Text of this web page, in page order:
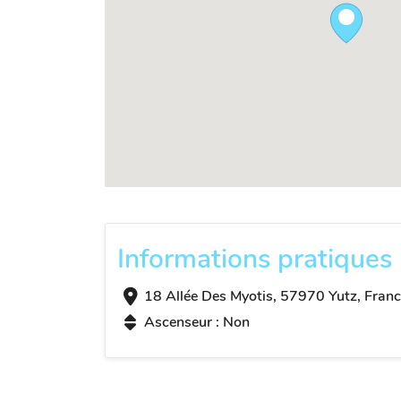
Informations pratiques
18 Allée Des Myotis, 57970 Yutz,
Ascenseur : Non